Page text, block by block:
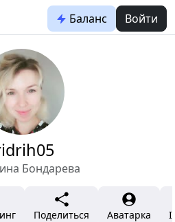
Баланс Войти
Бондарева
Поделиться Аватарка